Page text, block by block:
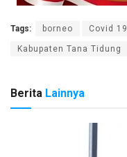
Tags: borneo Covid 19
Kabupaten Tana Tidung
Berita Lainnya